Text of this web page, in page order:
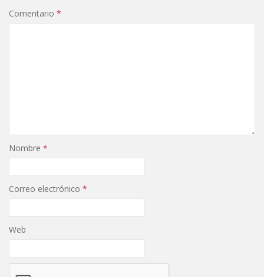
Comentario *
Nombre *
Correo electrónico *
Web